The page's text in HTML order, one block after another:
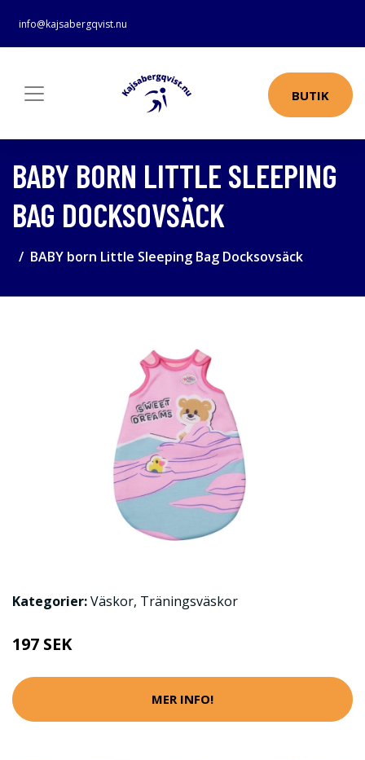
info@kajsabergqvist.nu
BUTIK
BABY BORN LITTLE SLEEPING
BAG DOCKSOVSÄCK
BABY born Little Sleeping Bag Docksovsäck
Kategorier:Väskor, Träningsväskor
197 SEK
MER INFO!